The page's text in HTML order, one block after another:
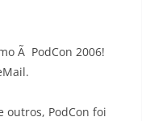
Ã PodCon 2006!
outros, PodCon foi